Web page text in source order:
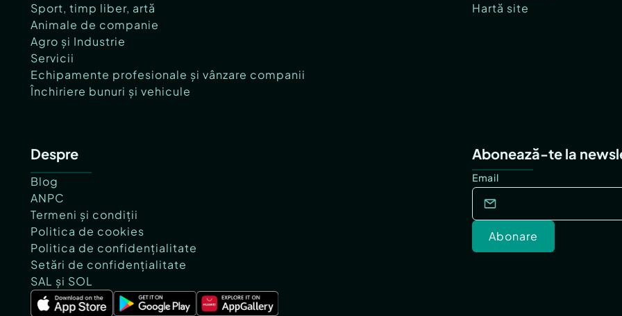
Sport, timp liber, artă
Animale de companie
Agro și Industrie
Servicii
Echipamente profesionale și vânzare companii
Închiriere bunuri și vehicule
Hartă site
Despre
Blog
ANPC
Termeni și condiții
Politica de cookies
Politica de confidențialitate
Setări de confidențialitate
SAL și SOL
Abonează-te la
Email
Abonare